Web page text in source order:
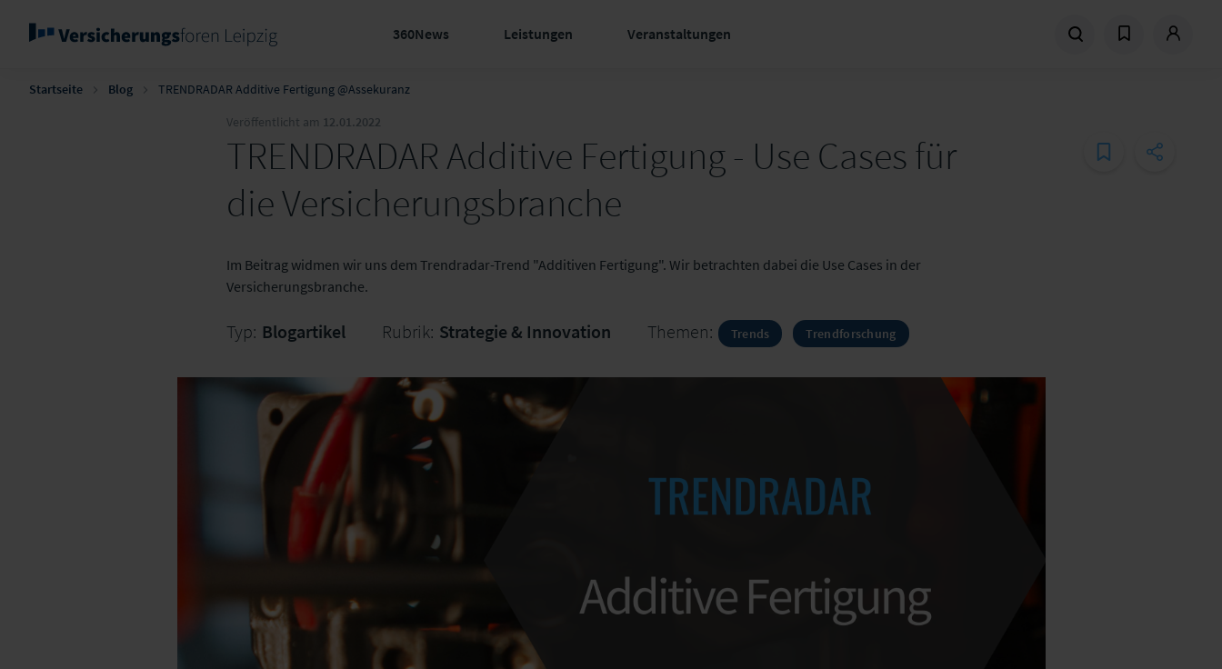
360News Leistungen Veranstaltungen
Startseite Blog
TRENDRADAR Additive Fertigung @Assekuranz
Veröffentlicht am 12.01.2022
TRENDRADAR Additive Fertigung - Use Cases für
die Versicherungsbranche
Im Beitrag widmen wir uns dem Trendradar-Trend "Additiven Fertigung". Wir betrachten dabei die Use Cases in der
Versicherungsbranche.
Typ: Blogartikel Rubrik: Strategie & Innovation Themen: Trends Trendforschung